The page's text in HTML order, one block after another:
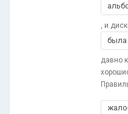
, и
была
давно